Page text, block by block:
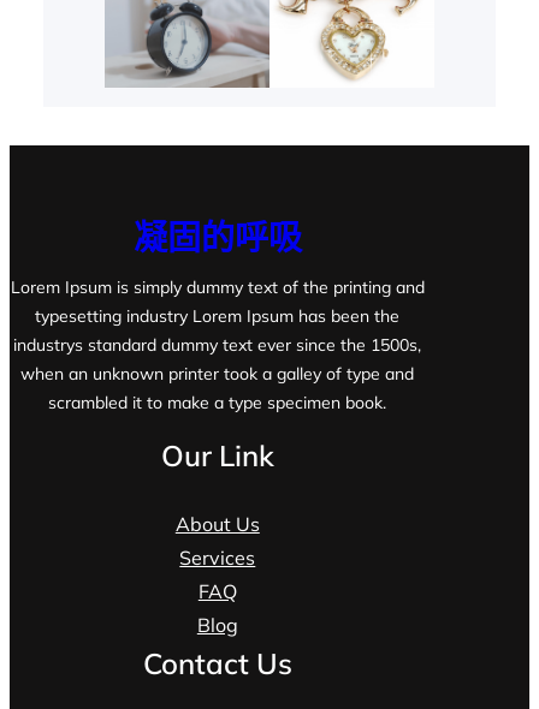
凝固的呼吸
Lorem Ipsum is simply dummy text of the printing and
typesetting industry Lorem Ipsum has been the
industrys standard dummy text ever since the 1500s,
when an unknown printer took a galley of type and
scrambled it to make a type specimen book.
Our Link
About Us
Services
FAQ
Blog
Contact Us